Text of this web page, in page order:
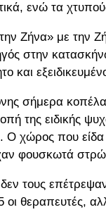
ενώ τα
Ζήνα» με την
στην
και
σήμερα
της ειδικής
Ο χώρος που
φουσκωτά
τους
θεραπευτές,